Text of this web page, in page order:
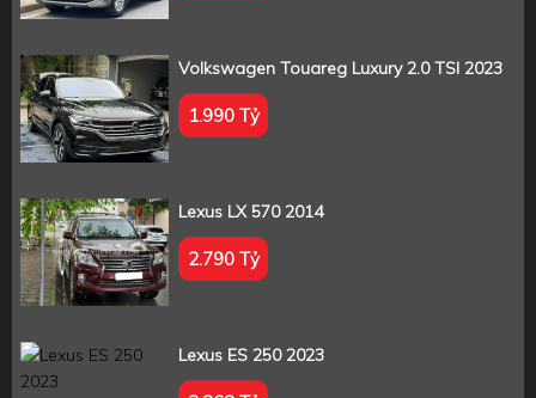
Volkswagen Touareg Luxury 2.0 TSI 2023
1.990 Tỷ
Lexus LX 570 2014
2.790 Tỷ
Lexus ES 250 2023